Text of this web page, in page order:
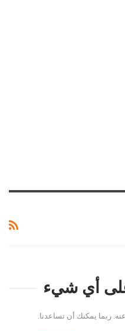
على أي شيء
ربما يمكنك أن تساعدنا.